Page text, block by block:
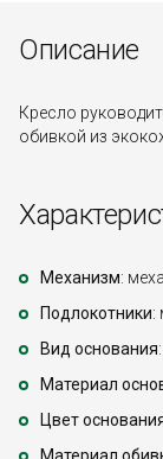
Описание
Кресло
обивкой из
Механизм:
Подлокотники:
Вид основания
Материал
Цвет